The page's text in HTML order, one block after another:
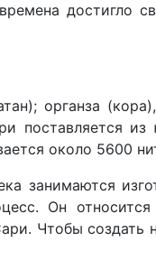
достигло
органза
поставляется
около 5600
занимаются
Он
Чтобы создать